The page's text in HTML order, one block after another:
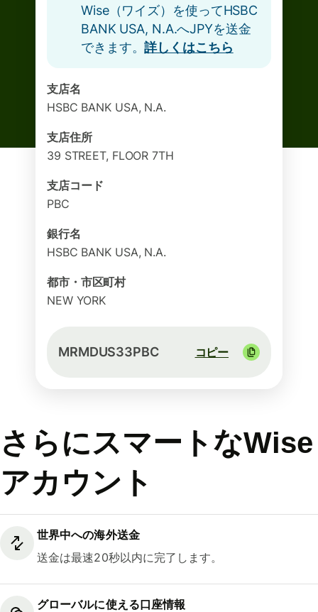
Wise（ワイズ）を使ってHSBC
BANK USA, N.A.へJPYを送金
できます。詳しくはこちら
支店名
HSBC BANK USA, N.A.
支店住所
39 STREET, FLOOR 7TH
支店コード
PBC
銀行名
HSBC BANK USA, N.A.
都市・市区町村
NEW YORK
MRMDUS33PBC コピー
さらにスマートなWise
アカウント
世界中への海外送金
送金は最速20秒以内に完了します。
グローバルに使える口座情報